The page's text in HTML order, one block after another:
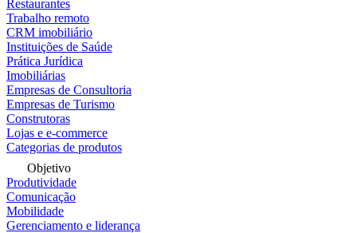
Restaurantes
Trabalho remoto
CRM imobiliário
Instituições de Saúde
Prática Jurídica
Imobiliárias
Empresas de Consultoria
Empresas de Turismo
Construtoras
Lojas e e-commerce
Categorias de produtos
Objetivo
Produtividade
Comunicação
Mobilidade
Gerenciamento e liderança